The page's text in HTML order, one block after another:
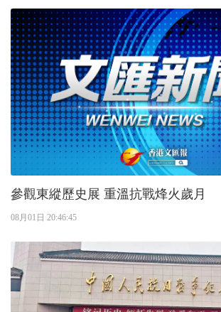
參觀東縱歷史展 重溫抗戰烽火歲月
08月01日 20:46:45